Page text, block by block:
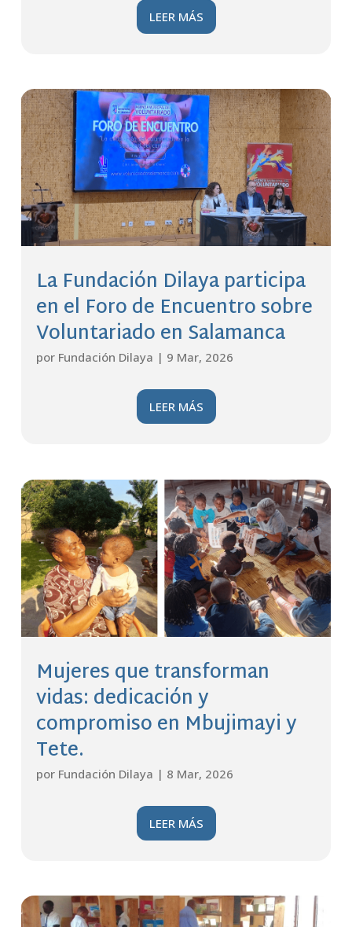
LEER MÁS
La Fundación Dilaya participa
en el Foro de Encuentro sobre
Voluntariado en Salamanca
por Fundación Dilaya | 9 Mar, 2026
LEER MÁS
Mujeres que transforman
vidas: dedicación y
compromiso en Mbujimayi y
Tete.
por Fundación Dilaya | 8 Mar, 2026
LEER MÁS